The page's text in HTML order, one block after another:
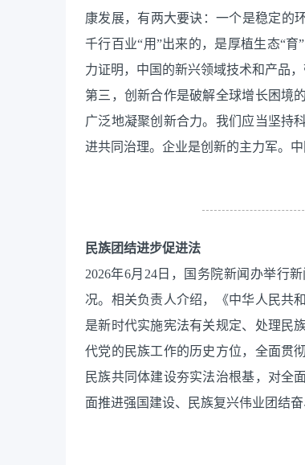
康发展，有两大要诀：一个是稳定的
千行百业“用”出来的，是厚植生态“
力证明，中国的新兴领域技术和产品
第三，创新合作是破解全球增长困境
广泛地凝聚创新合力。我们应当坚持
进共同治理。企业是创新的主力军。
民族团结进步促进法
2026年6月24日，国务院新闻办举行
况。相关负责人介绍，《中华人民共
是新时代实施宪法有关规定、处理民
代党的民族工作的历史方位，全面贯
民族共同体建设夯实法治根基，对全
面推进强国建设、民族复兴伟业团结奋